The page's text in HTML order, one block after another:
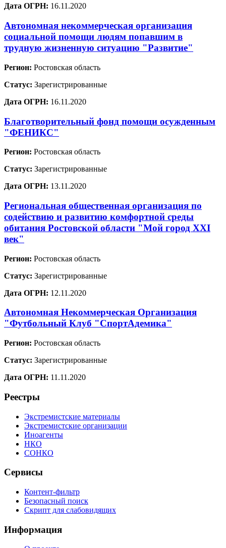
Дата ОГРН: 16.11.2020
Автономная некоммерческая организация
социальной помощи людям попавшим в
трудную жизненную ситуацию "Развитие"
Регион: Ростовская область
Статус: Зарегистрированные
Дата ОГРН: 16.11.2020
Благотворительный фонд помощи осужденным
"ФЕНИКС"
Регион: Ростовская область
Статус: Зарегистрированные
Дата ОГРН: 13.11.2020
Региональная общественная организация по
содействию и развитию комфортной среды
обитания Ростовской области "Мой город XXI
век"
Регион: Ростовская область
Статус: Зарегистрированные
Дата ОГРН: 12.11.2020
Автономная Некоммерческая Организация
"Футбольный Клуб "СпортАдемика"
Регион: Ростовская область
Статус: Зарегистрированные
Дата ОГРН: 11.11.2020
Реестры
Экстремистские материалы
Экстремистские организации
Иноагенты
НКО
СОНКО
Сервисы
Контент-фильтр
Безопасный поиск
Скрипт для слабовидящих
Информация